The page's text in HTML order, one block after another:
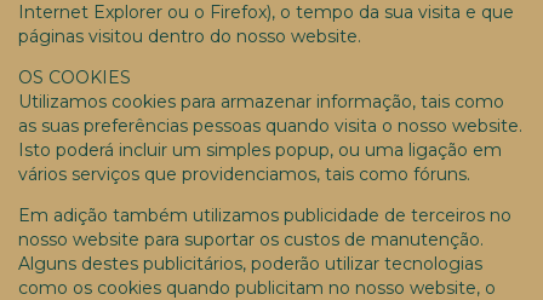
Internet Explorer ou o Firefox), o tempo da sua visita e que
páginas visitou dentro do nosso website.
OS COOKIES
Utilizamos cookies para armazenar informação, tais como
as suas preferências pessoas quando visita o nosso website.
Isto poderá incluir um simples popup, ou uma ligação em
vários serviços que providenciamos, tais como fóruns.
Em adição também utilizamos publicidade de terceiros no
nosso website para suportar os custos de manutenção.
Alguns destes publicitários, poderão utilizar tecnologias
como os cookies quando publicitam no nosso website, o